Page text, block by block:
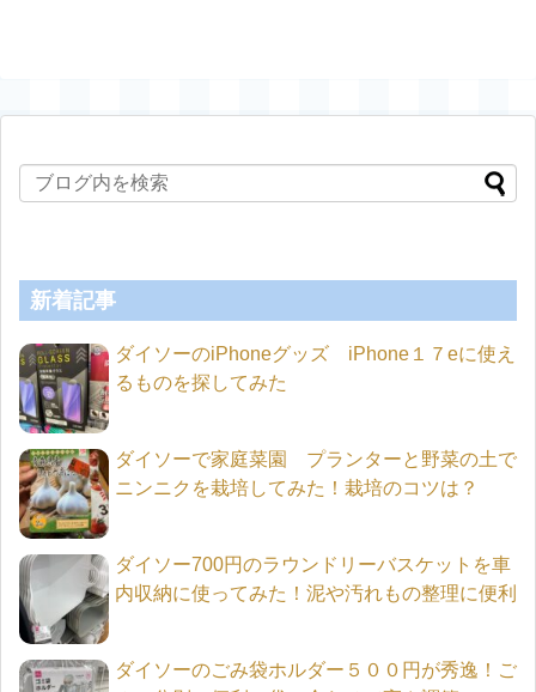
新着記事
ダイソーのiPhoneグッズ iPhone１７eに使え
るものを探してみた
ダイソーで家庭菜園 プランターと野菜の土で
ニンニクを栽培してみた！栽培のコツは？
ダイソー700円のラウンドリーバスケットを車
内収納に使ってみた！泥や汚れもの整理に便利
ダイソーのごみ袋ホルダー５００円が秀逸！ご